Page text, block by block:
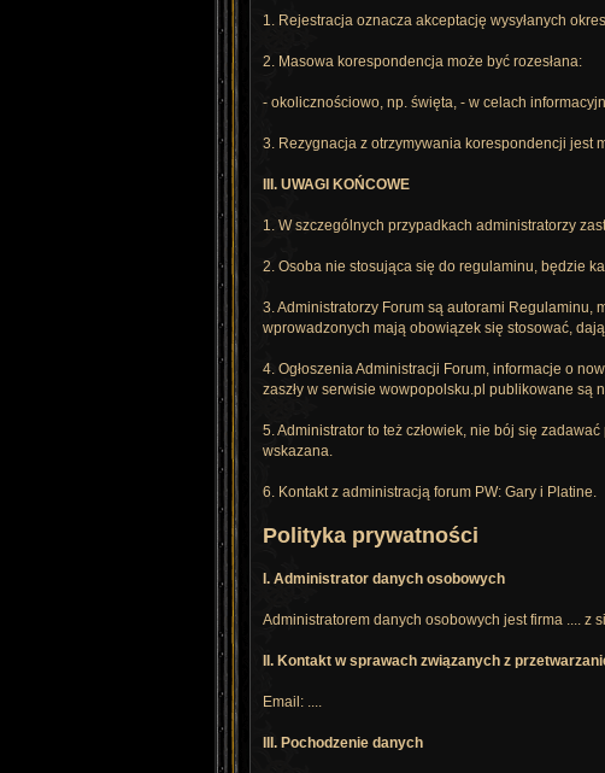
1. Rejestracja oznacza akceptację wysyłanych
2. Masowa korespondencja może być rozesłana:
- okolicznościowo, np. święta, - w celach
3. Rezygnacja z otrzymywania korespondencji jest
III. UWAGI KOŃCOWE
1. W szczególnych przypadkach administratorzy
2. Osoba nie stosująca się do regulaminu, będzie
3. Administratorzy Forum są autorami
wprowadzonych mają obowiązek się stosować,
4. Ogłoszenia Administracji Forum, informacje o
zaszły w serwisie wowpopolsku.pl publikowane są
5. Administrator to też człowiek, nie bój się
wskazana.
6. Kontakt z administracją forum PW: Gary i Platine.
Polityka prywatności
I. Administrator danych osobowych
Administratorem danych osobowych jest firma .... z
II. Kontakt w sprawach związanych z
Email: ....
III. Pochodzenie danych